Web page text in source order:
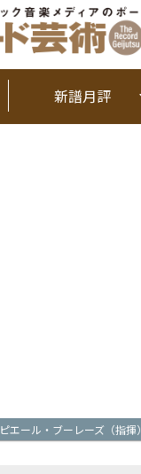
新譜月評
ピエール・ブーレーズ（指揮）